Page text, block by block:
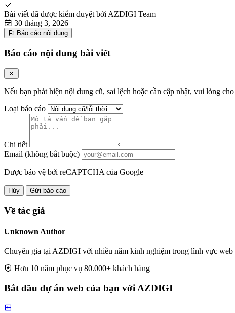
Bài viết đã được kiểm duyệt bởi AZDIGI Team
30 tháng 3, 2026
Báo cáo nội dung
Báo cáo nội dung bài viết
Nếu bạn phát hiện nội dung cũ, sai lệch hoặc cần cập nhật, vui lòng
Loại báo cáo
Chi tiết
Email (không bắt buộc)
Được bảo vệ bởi reCAPTCHA của Google
Hủy Gửi báo cáo
Về tác giả
Unknown Author
Chuyên gia tại AZDIGI với nhiều năm kinh nghiệm trong lĩnh vực web
Hơn 10 năm phục vụ 80.000+ khách hàng
Bắt đầu dự án web của bạn với AZDIGI